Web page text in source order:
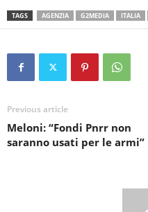
TAGS AGENZIA G2MEDIA ITALIA
Previous article
Meloni: “Fondi Pnrr non
saranno usati per le armi”